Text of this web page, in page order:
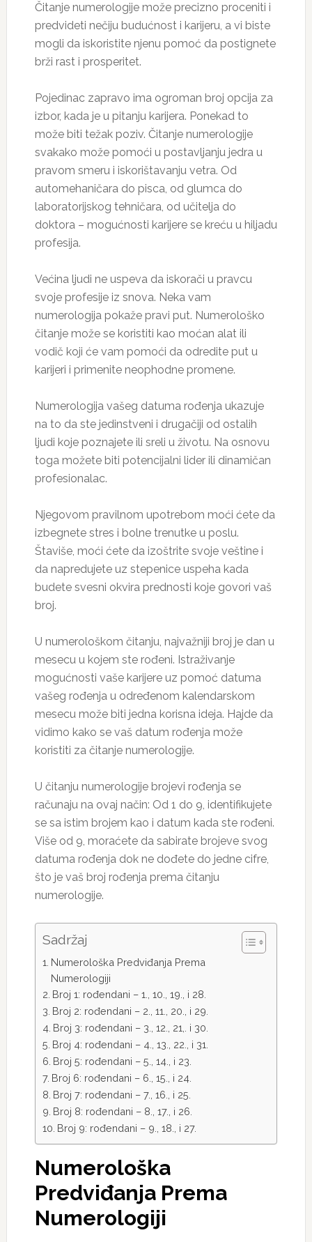
Čitanje numerologije može precizno proceniti i
predvideti nečiju budućnost i karijeru, a vi biste
mogli da iskoristite njenu pomoć da postignete
brži rast i prosperitet.
Pojedinac zapravo ima ogroman broj opcija za
izbor, kada je u pitanju karijera. Ponekad to
može biti težak poziv. Čitanje numerologije
svakako može pomoći u postavljanju jedra u
pravom smeru i iskorištavanju vetra. Od
automehaničara do pisca, od glumca do
laboratorijskog tehničara, od učitelja do
doktora – mogućnosti karijere se kreću u hiljadu
profesija.
Većina ljudi ne uspeva da iskorači u pravcu
svoje profesije iz snova. Neka vam
numerologija pokaže pravi put. Numerološko
čitanje može se koristiti kao moćan alat ili
vodič koji će vam pomoći da odredite put u
karijeri i primenite neophodne promene.
Numerologija vašeg datuma rođenja ukazuje
na to da ste jedinstveni i drugačiji od ostalih
ljudi koje poznajete ili sreli u životu. Na osnovu
toga možete biti potencijalni lider ili dinamičan
profesionalac.
Njegovom pravilnom upotrebom moći ćete da
izbegnete stres i bolne trenutke u poslu.
Štaviše, moći ćete da izoštrite svoje veštine i
da napredujete uz stepenice uspeha kada
budete svesni okvira prednosti koje govori vaš
broj.
U numerološkom čitanju, najvažniji broj je dan u
mesecu u kojem ste rođeni. Istraživanje
mogućnosti vaše karijere uz pomoć datuma
vašeg rođenja u određenom kalendarskom
mesecu može biti jedna korisna ideja. Hajde da
vidimo kako se vaš datum rođenja može
koristiti za čitanje numerologije.
U čitanju numerologije brojevi rođenja se
računaju na ovaj način: Od 1 do 9, identifikujete
se sa istim brojem kao i datum kada ste rođeni.
Više od 9, moraćete da sabirate brojeve svog
datuma rođenja dok ne dođete do jedne cifre,
što je vaš broj rođenja prema čitanju
numerologije.
Sadržaj
Numerološka Predviđanja Prema
Numerologiji
Broj 1: rođendani – 1., 10., 19., i 28.
Broj 2: rođendani – 2., 11., 20., i 29.
Broj 3: rođendani – 3., 12., 21,. i 30.
Broj 4: rođendani – 4., 13., 22., i 31.
Broj 5: rođendani – 5., 14., i 23.
Broj 6: rođendani – 6., 15., i 24.
Broj 7: rođendani – 7., 16., i 25.
Broj 8: rođendani – 8., 17., i 26.
Broj 9: rođendani – 9., 18., i 27.
Numerološka
Predviđanja Prema
Numerologiji